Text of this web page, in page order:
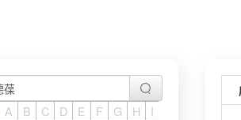
A B C D E F G H
I